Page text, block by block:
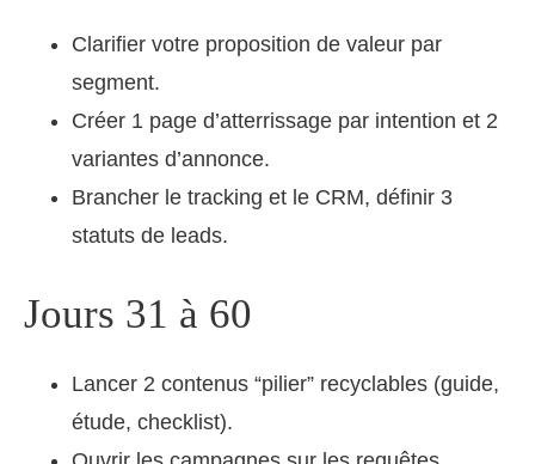
Clarifier votre proposition de valeur par
segment.
Créer 1 page d’atterrissage par intention et 2
variantes d’annonce.
Brancher le tracking et le CRM, définir 3
statuts de leads.
Jours 31 à 60
Lancer 2 contenus “pilier” recyclables (guide,
étude, checklist).